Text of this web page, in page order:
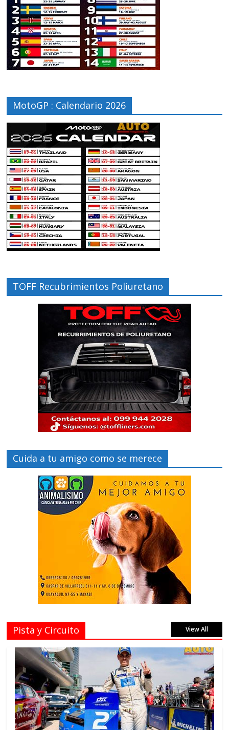
MotoGP : Calendario 2026
TOFF Recubrimientos Poliuretano
Cuida a tu amigo como se merece
Pista y Circuito View All